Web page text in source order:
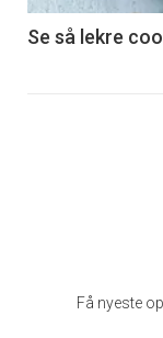
6
Se så lekre
Få nyeste